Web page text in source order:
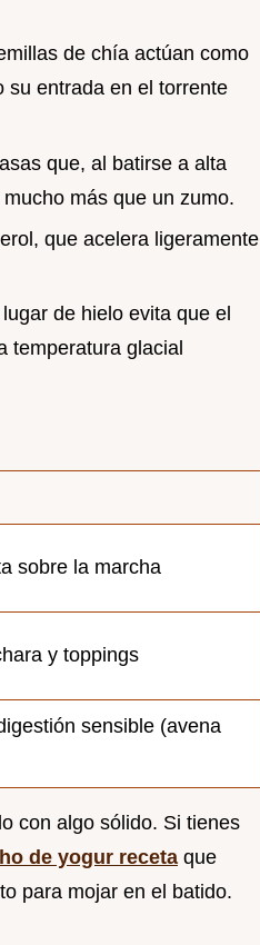
de chía actúan como
su entrada en el torrente
que, al batirse a alta
más que un zumo.
que acelera ligeramente
de hielo evita que el
temperatura glacial
sobre la marcha
y toppings
sensible (avena
con algo sólido. Si tienes
de yogur receta que
para mojar en el batido.